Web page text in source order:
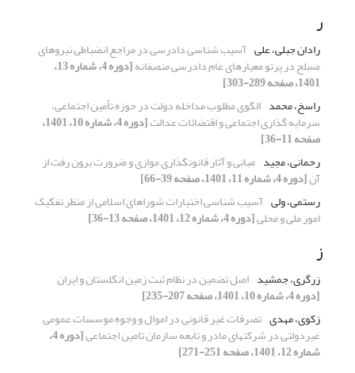
ر
رادان جبلی، علی آسیب شناسی دادرسی در مراجع انضباطی نیروهای
مسلح در پرتو معیارهای عام دادرسی منصفانه [دوره 4، شماره 13،
1401، صفحه 289-303]
راسخ، محمد الگوی مطلوب مداخله دولت در حوزه تأمین اجتماعی،
سرمایه گذاری اجتماعی و اقتضائات عدالت [دوره 4، شماره 10، 1401،
صفحه 11-36]
رحمانی، مجید مبانی و آثار قانونگذاری موازی و ضرورت برون رفت از
آن[دوره 4، شماره 11، 1401، صفحه 39-66]
رستمی، ولی آسیب شناسی اختیارات شوراهای اسلامی از منظر تفکیک
امور ملی و محلی[دوره 4، شماره 12، 1401، صفحه 13-36]
ز
زرگری، جمشید اصل تضمین در نظام ثبت زمین انگلستان و ایران
[دوره 4، شماره 10، 1401، صفحه 207-235]
زکوی، مهدی تصرفات غیر قانونی در اموال و وجوه موسسات عمومی
غیردولتی در شرکتهای مادر و تابعه سازمان تامین اجتماعی [دوره 4،
شماره 12، 1401، صفحه 251-271]